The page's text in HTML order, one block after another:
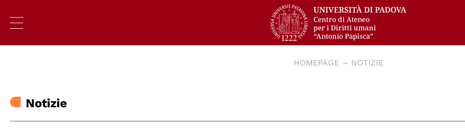
HOMEPAGE NOTIZIE
Notizie